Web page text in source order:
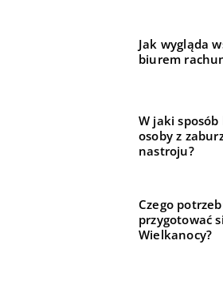
Jak wygląda
biurem
W jaki sposób
osoby z
nastroju?
Czego
przygotować
Wielkanocy?